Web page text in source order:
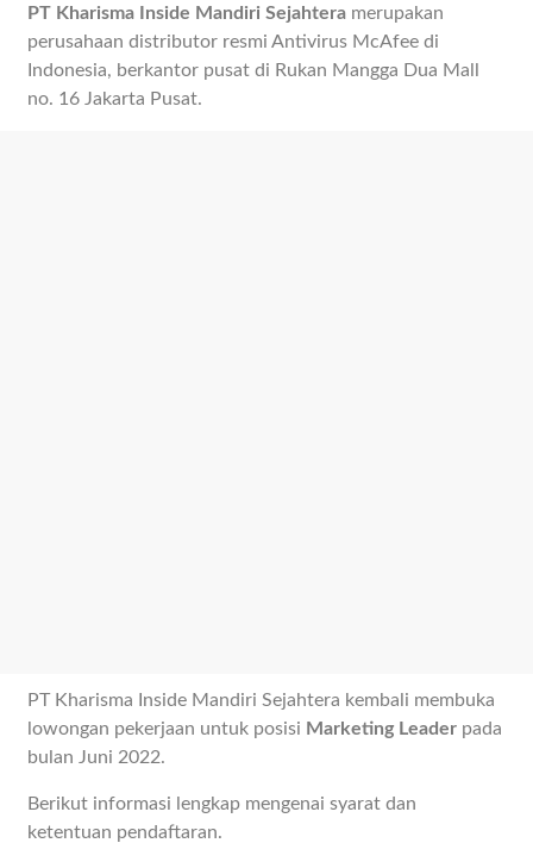
PT Kharisma Inside Mandiri Sejahtera merupakan
perusahaan distributor resmi Antivirus McAfee di
Indonesia, berkantor pusat di Rukan Mangga Dua Mall
no. 16 Jakarta Pusat.
PT Kharisma Inside Mandiri Sejahtera kembali membuka
lowongan pekerjaan untuk posisi Marketing Leader pada
bulan Juni 2022.
Berikut informasi lengkap mengenai syarat dan
ketentuan pendaftaran.